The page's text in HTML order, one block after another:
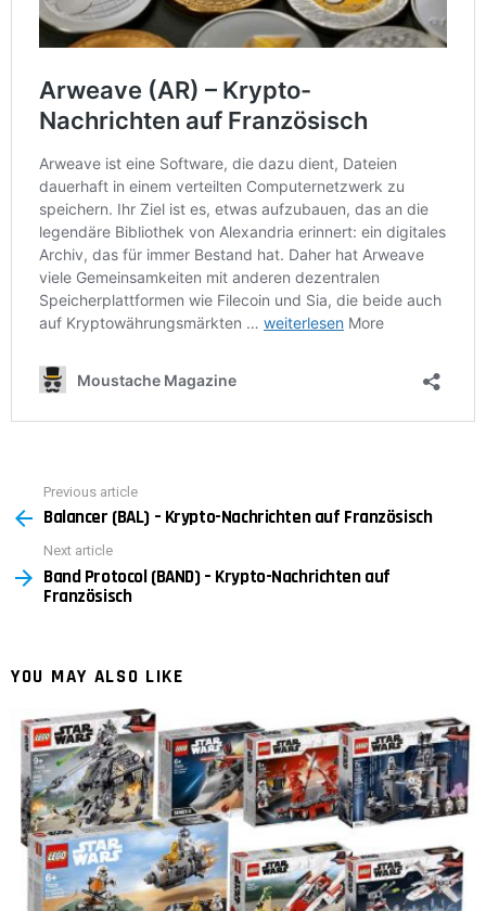
more
Previous article
Balancer (BAL) – Krypto-Nachrichten auf Französisch
Next article
Band Protocol (BAND) – Krypto-Nachrichten auf
Französisch
YOU MAY ALSO LIKE